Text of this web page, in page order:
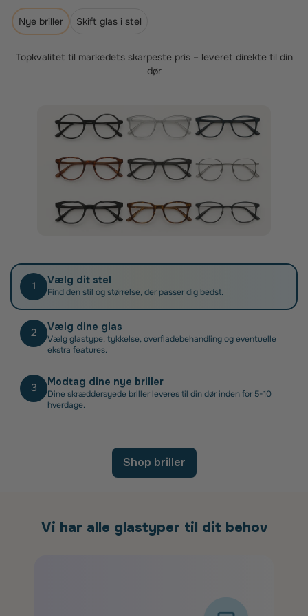
tilskud, når du køber briller hos os. Sygeforsikringen
giver kun tilskud til brilleglas, der er individuelt opmålt
er specialister i.
Nye briller Skift glas i stel
Topkvalitet til markedets skarpeste pris – leveret direkte til din
dør
1 Vælg dit stel
Find den stil og størrelse, der passer dig bedst.
2 Vælg dine glas
Vælg glastype, tykkelse, overfladebehandling og eventuelle
ekstra features.
3 Modtag dine nye briller
Dine skræddersyede briller leveres til din dør inden for 5-10
hverdage.
Shop briller
Vi har alle glastyper til dit behov